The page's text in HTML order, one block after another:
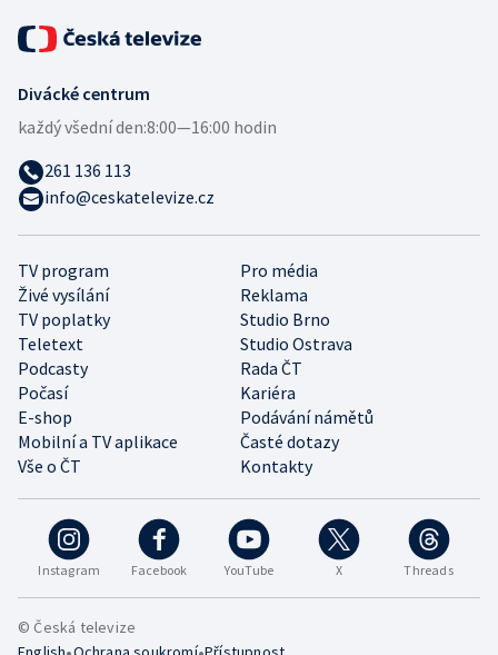
Instagram Facebook YouTube X Threads
TV program
Pro média
Živé vysílání
Reklama
TV poplatky
Studio Brno
Teletext
Studio Ostrava
Podcasty
Rada ČT
Počasí
Kariéra
E-shop
Podávání námětů
Mobilní a TV aplikace
Časté dotazy
Vše o ČT
Kontakty
Divácké centrum
každý všední den:8:00—16:00 hodin
261 136 113
info@ceskatelevize.cz
© Česká televize